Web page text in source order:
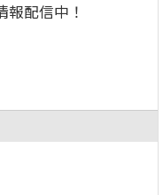
配信中！